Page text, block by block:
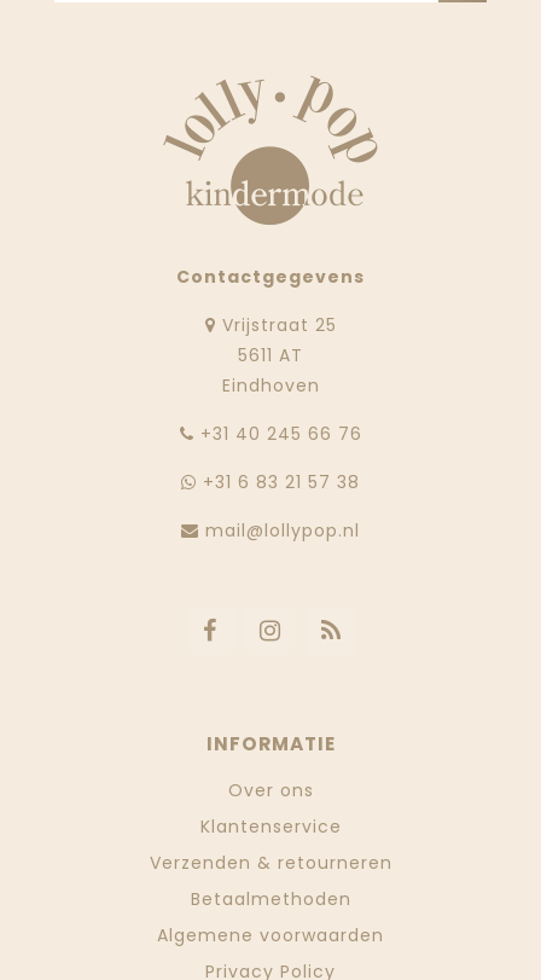
Contactgegevens
Vrijstraat 25
5611 AT
Eindhoven
‭+31 40 245 66 76
+31 6 83 21 57 38
mail@lollypop.nl
INFORMATIE
Over ons
Klantenservice
Verzenden & retourneren
Betaalmethoden
Algemene voorwaarden
Privacy Policy